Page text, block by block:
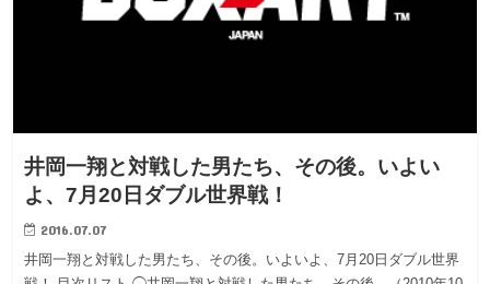
井岡一翔と対戦した男たち、その後。いよい
よ、7月20日ダブル世界戦！
2016.07.07
井岡一翔と対戦した男たち、その後。いよいよ、7月20日ダブル世界